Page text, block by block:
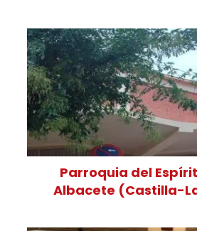
Parroquia del
Albacete (Castilla-